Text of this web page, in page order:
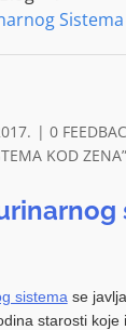
0
KOD ZENA”
sistema se
starosti koje